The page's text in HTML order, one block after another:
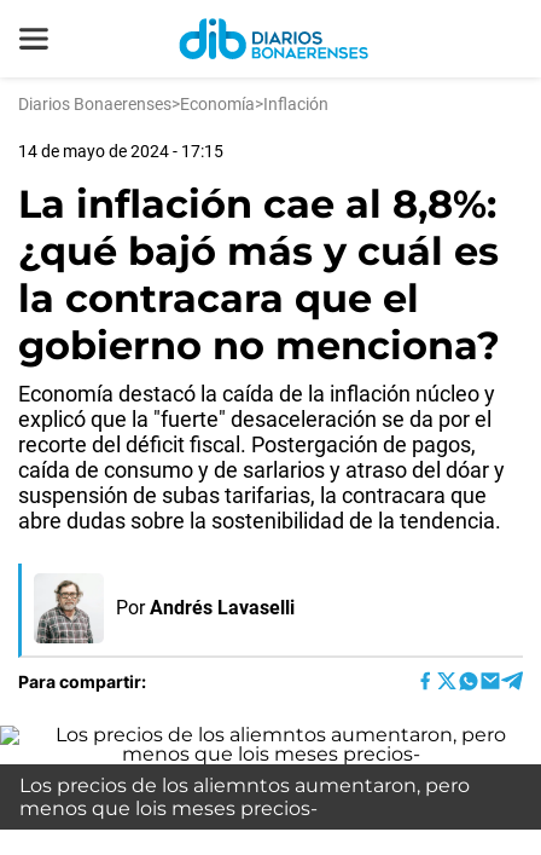
Diarios Bonaerenses>Economía>Inflación
14 de mayo de 2024 - 17:15
La inflación cae al 8,8%:
¿qué bajó más y cuál es
la contracara que el
gobierno no menciona?
Economía destacó la caída de la inflación núcleo y
explicó que la "fuerte" desaceleración se da por el
recorte del déficit fiscal. Postergación de pagos,
caída de consumo y de sarlarios y atraso del dóar y
suspensión de subas tarifarias, la contracara que
abre dudas sobre la sostenibilidad de la tendencia.
Por Andrés Lavaselli
Para compartir:
Los precios de los aliemntos aumentaron, pero
menos que lois meses precios-